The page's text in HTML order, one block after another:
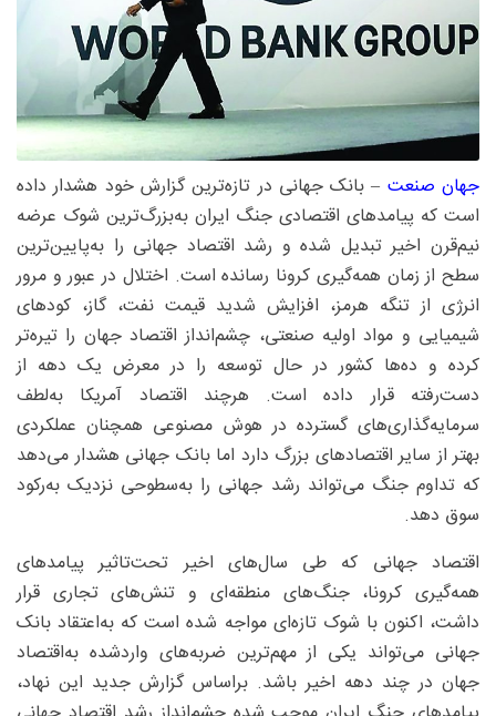
جهان‌ صنعت‌ – بانک جهانی در تازه‌ترین گزارش خود هشدار داده
است که پیامدهای اقتصادی جنگ ایران به‌بزرگ‌ترین شوک عرضه
نیم‌قرن اخیر تبدیل شده و رشد اقتصاد جهانی را به‌پایین‌ترین
سطح از زمان همه‌گیری کرونا رسانده است. اختلال در عبور و مرور
انرژی از تنگه هرمز، افزایش شدید قیمت نفت، گاز، کودهای
شیمیایی و مواد اولیه صنعتی، چشم‌انداز اقتصاد جهان را تیره‌تر
کرده و ده‌ها کشور در حال توسعه را در معرض یک دهه از
دست‌رفته قرار داده است. هرچند اقتصاد آمریکا به‌لطف
سرمایه‌گذاری‌های گسترده در هوش مصنوعی همچنان عملکردی
بهتر از سایر اقتصادهای بزرگ دارد اما بانک جهانی هشدار می‌دهد
که تداوم جنگ می‌تواند رشد جهانی را به‌سطوحی نزدیک به‌رکود
سوق دهد.
اقتصاد جهانی که طی سال‌های اخیر تحت‌تاثیر پیامدهای
همه‌گیری کرونا، جنگ‌های منطقه‌ای و تنش‌های تجاری قرار
داشت، اکنون با شوک تازه‌ای مواجه شده است که به‌اعتقاد بانک
جهانی می‌تواند یکی از مهم‌ترین ضربه‌های واردشده به‌اقتصاد
جهان در چند دهه اخیر باشد. براساس گزارش جدید این نهاد،